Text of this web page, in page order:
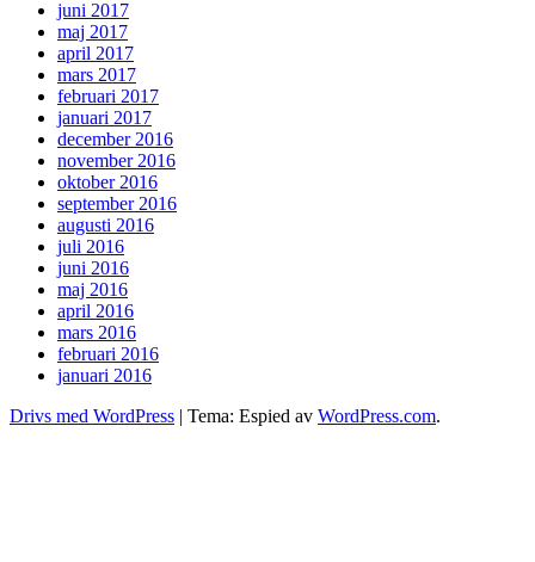
juni 2017
maj 2017
april 2017
mars 2017
februari 2017
januari 2017
december 2016
november 2016
oktober 2016
september 2016
augusti 2016
juli 2016
juni 2016
maj 2016
april 2016
mars 2016
februari 2016
januari 2016
Drivs med WordPress | Tema: Espied av WordPress.com.